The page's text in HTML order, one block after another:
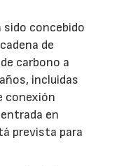
concebido
de
carbono a
incluidas
conexión
en
prevista para